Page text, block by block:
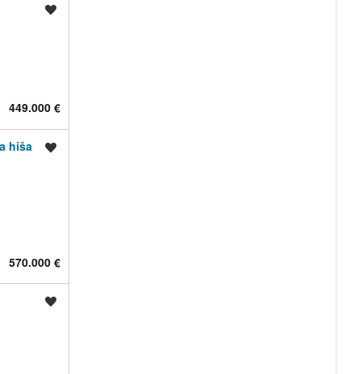
449.000 €
hiša
570.000 €